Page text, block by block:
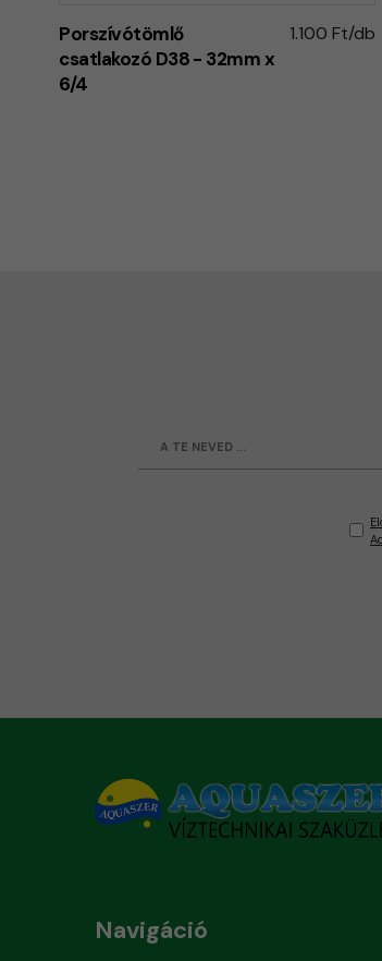
Porszívótömlő
csatlakozó D38 - 32mm x
6/4
1.100 Ft/db
Navigáció